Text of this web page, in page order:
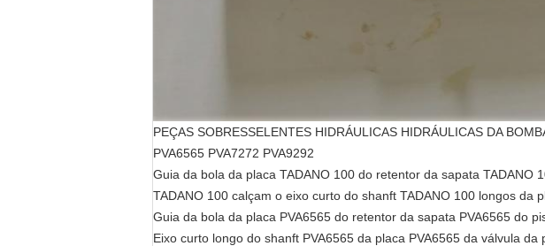
PEÇAS SOBRESSELENTES HIDRÁULICAS HIDRÁULICAS DA
PVA6565 PVA7272 PVA9292
Guia da bola da placa TADANO 100 do retentor da sapata TADANO
TADANO 100 calçam o eixo curto do shanft TADANO 100 longos da
Guia da bola da placa PVA6565 do retentor da sapata PVA6565 do
Eixo curto longo do shanft PVA6565 da placa PVA6565 da válvula